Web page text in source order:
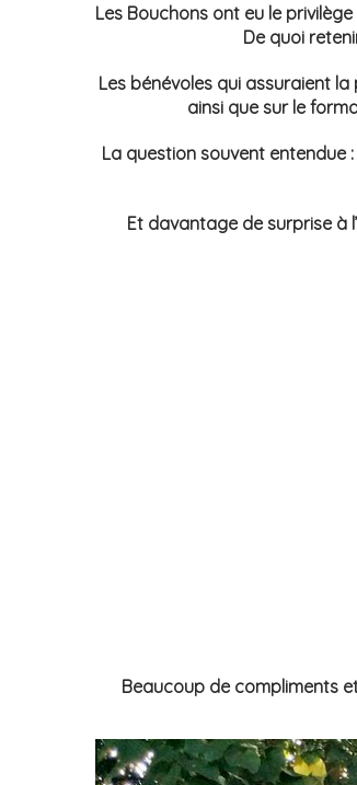
Les Bouchons ont eu le
De quoi
Les bénévoles qui assuraient
ainsi que sur le
La question souvent entendue
Et davantage de surprise à
Beaucoup de compliments